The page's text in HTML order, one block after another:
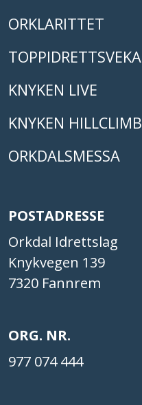
ORKLARITTET
TOPPIDRETTSVEKA
KNYKEN LIVE
KNYKEN HILLCLIMB
ORKDALSMESSA
POSTADRESSE
Orkdal Idrettslag
Knykvegen 139
7320 Fannrem
ORG. NR.
977 074 444